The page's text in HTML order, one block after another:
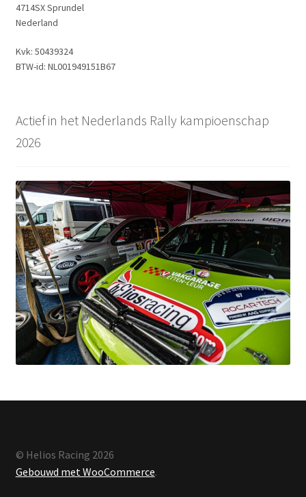
4714SX Sprundel
Nederland
Kvk: 50439324
BTW-id: NL001949151B67
Actief in het Nederlands Rally kampioenschap
2026
© Helios Racing 2026
Gebouwd met WooCommerce.